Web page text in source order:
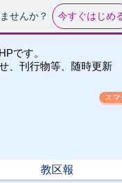
せんか？ 今すぐはじめ
です。
、刊行物等、随時更新
ス
教区報